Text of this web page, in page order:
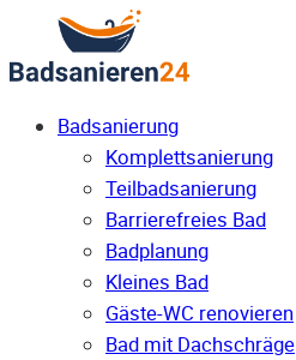
Badsanierung
Komplettsanierung
Teilbadsanierung
Barrierefreies Bad
Badplanung
Kleines Bad
Gäste-WC renovieren
Bad mit Dachschräge